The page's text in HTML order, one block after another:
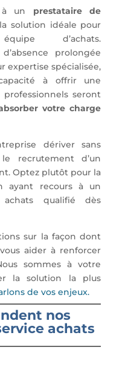
à un prestataire de
solution idéale pour
d’achats.
prolongée
expertise spécialisée,
à offrir une
seront
votre charge
dériver sans
recrutement d’un
Optez plutôt pour la
ayant recours à un
qualifié dès
sur la façon dont
aider à renforcer
sommes à votre
la solution la plus
de vos enjeux.
nos
achats